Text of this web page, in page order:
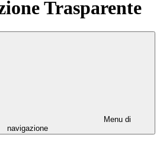
Trasparente
Menu di
navigazione